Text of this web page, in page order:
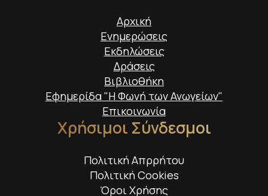
Αρχική
Ενημερώσεις
Εκδηλώσεις
Δράσεις
Βιβλιοθήκη
Εφημερίδα "Η Φωνή των Ανωγείων"
Επικοινωνία
Χρήσιμοι Σύνδεσμοι
Πολιτική Απρρήτου
Πολιτική Cookies
Όροι Χρήσης